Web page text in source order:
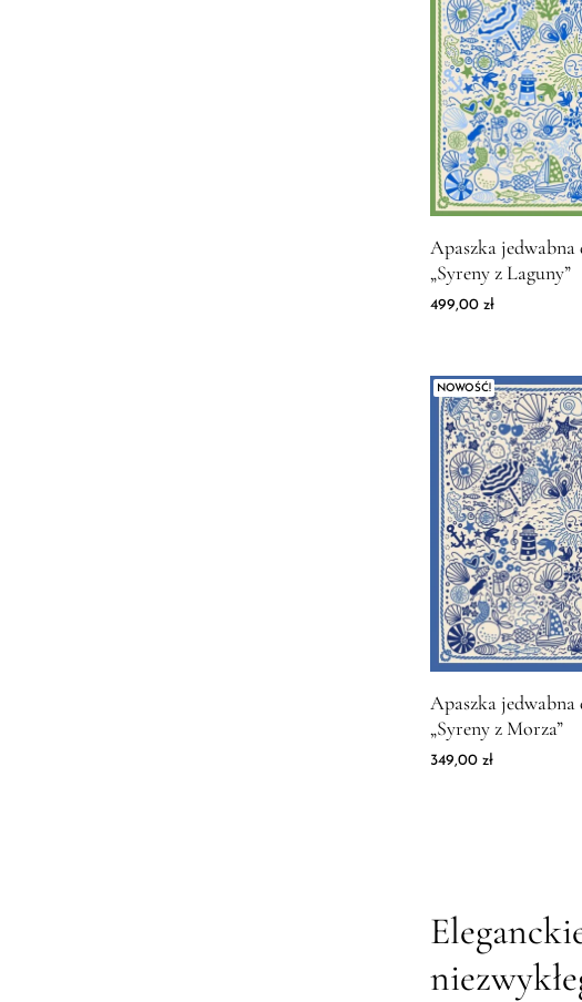
Apaszka
„Syreny z Laguny”
499,00 zł
NOWOŚĆ!
Apaszka
„Syreny z Morza”
349,00 zł